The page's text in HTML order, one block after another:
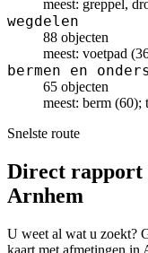
meest: greppel,
wegdelen
88 objecten
meest: voetpad
bermen en
65 objecten
meest: berm
Snelste route
Direct rapport
Arnhem
U weet al wat u zoekt?
kaart met afmetingen in